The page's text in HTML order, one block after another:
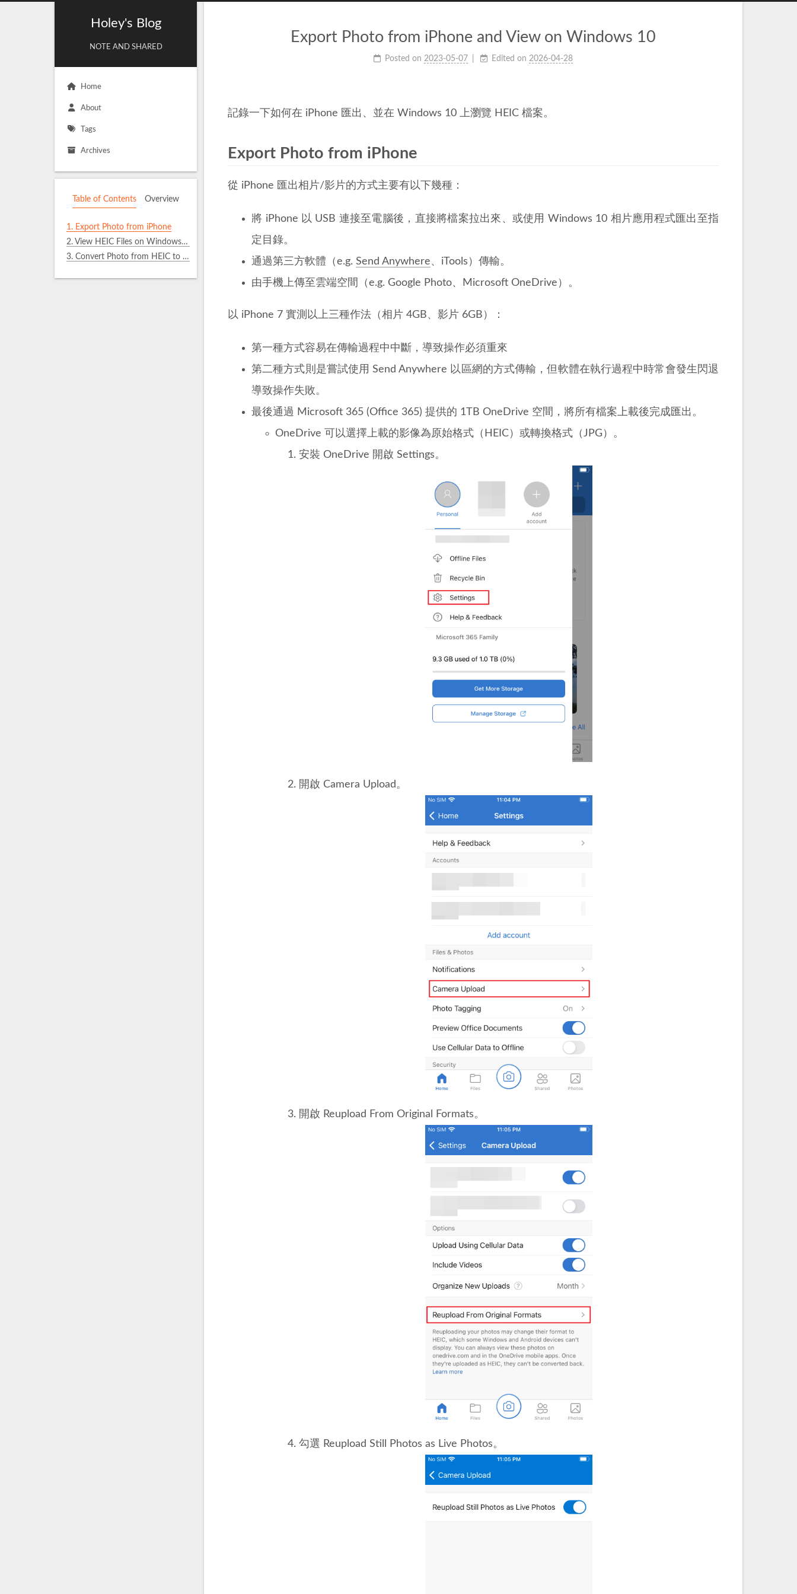
Holey's Blog
NOTE AND SHARED
Home
About
Tags
Archives
Table of Contents Overview
1. Export Photo from iPhone
2. View HEIC Files on Windows 10
3. Convert Photo from HEIC to JPG/PNG
Export Photo from iPhone and View on Windows 10
Posted on 2023-05-07 Edited on 2026-04-28
記錄一下如何在 iPhone 匯出、並在 Windows 10 上瀏覽 HEIC 檔案。
Export Photo from iPhone
從 iPhone 匯出相片/影片的方式主要有以下幾種：
將 iPhone 以 USB 連接至電腦後，直接將檔案拉出來、或使用 Windows 10 相片應用程式匯出至指
定目錄。
通過第三方軟體（e.g. Send Anywhere、iTools）傳輸。
由手機上傳至雲端空間（e.g. Google Photo、Microsoft OneDrive）。
以 iPhone 7 實測以上三種作法（相片 4GB、影片 6GB）：
第一種方式容易在傳輸過程中中斷，導致操作必須重來
第二種方式則是嘗試使用 Send Anywhere 以區網的方式傳輸，但軟體在執行過程中時常會發生閃退
導致操作失敗。
最後通過 Microsoft 365 (Office 365) 提供的 1TB OneDrive 空間，將所有檔案上載後完成匯出。
OneDrive 可以選擇上載的影像為原始格式（HEIC）或轉換格式（JPG）。
安裝 OneDrive 開啟 Settings。
開啟 Camera Upload。
開啟 Reupload From Original Formats。
勾選 Reupload Still Photos as Live Photos。